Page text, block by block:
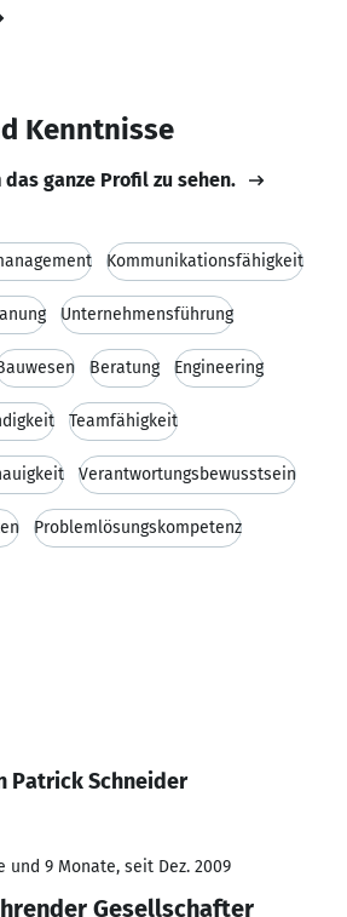
Kenntnisse
ganze Profil zu sehen.
Kommunikationsfähigkeit
Unternehmensführung
Beratung Engineering
Teamfähigkeit
Verantwortungsbewusstsein
Problemlösungskompetenz
Patrick Schneider
und 9 Monate, seit Dez. 2009
Gesellschafter